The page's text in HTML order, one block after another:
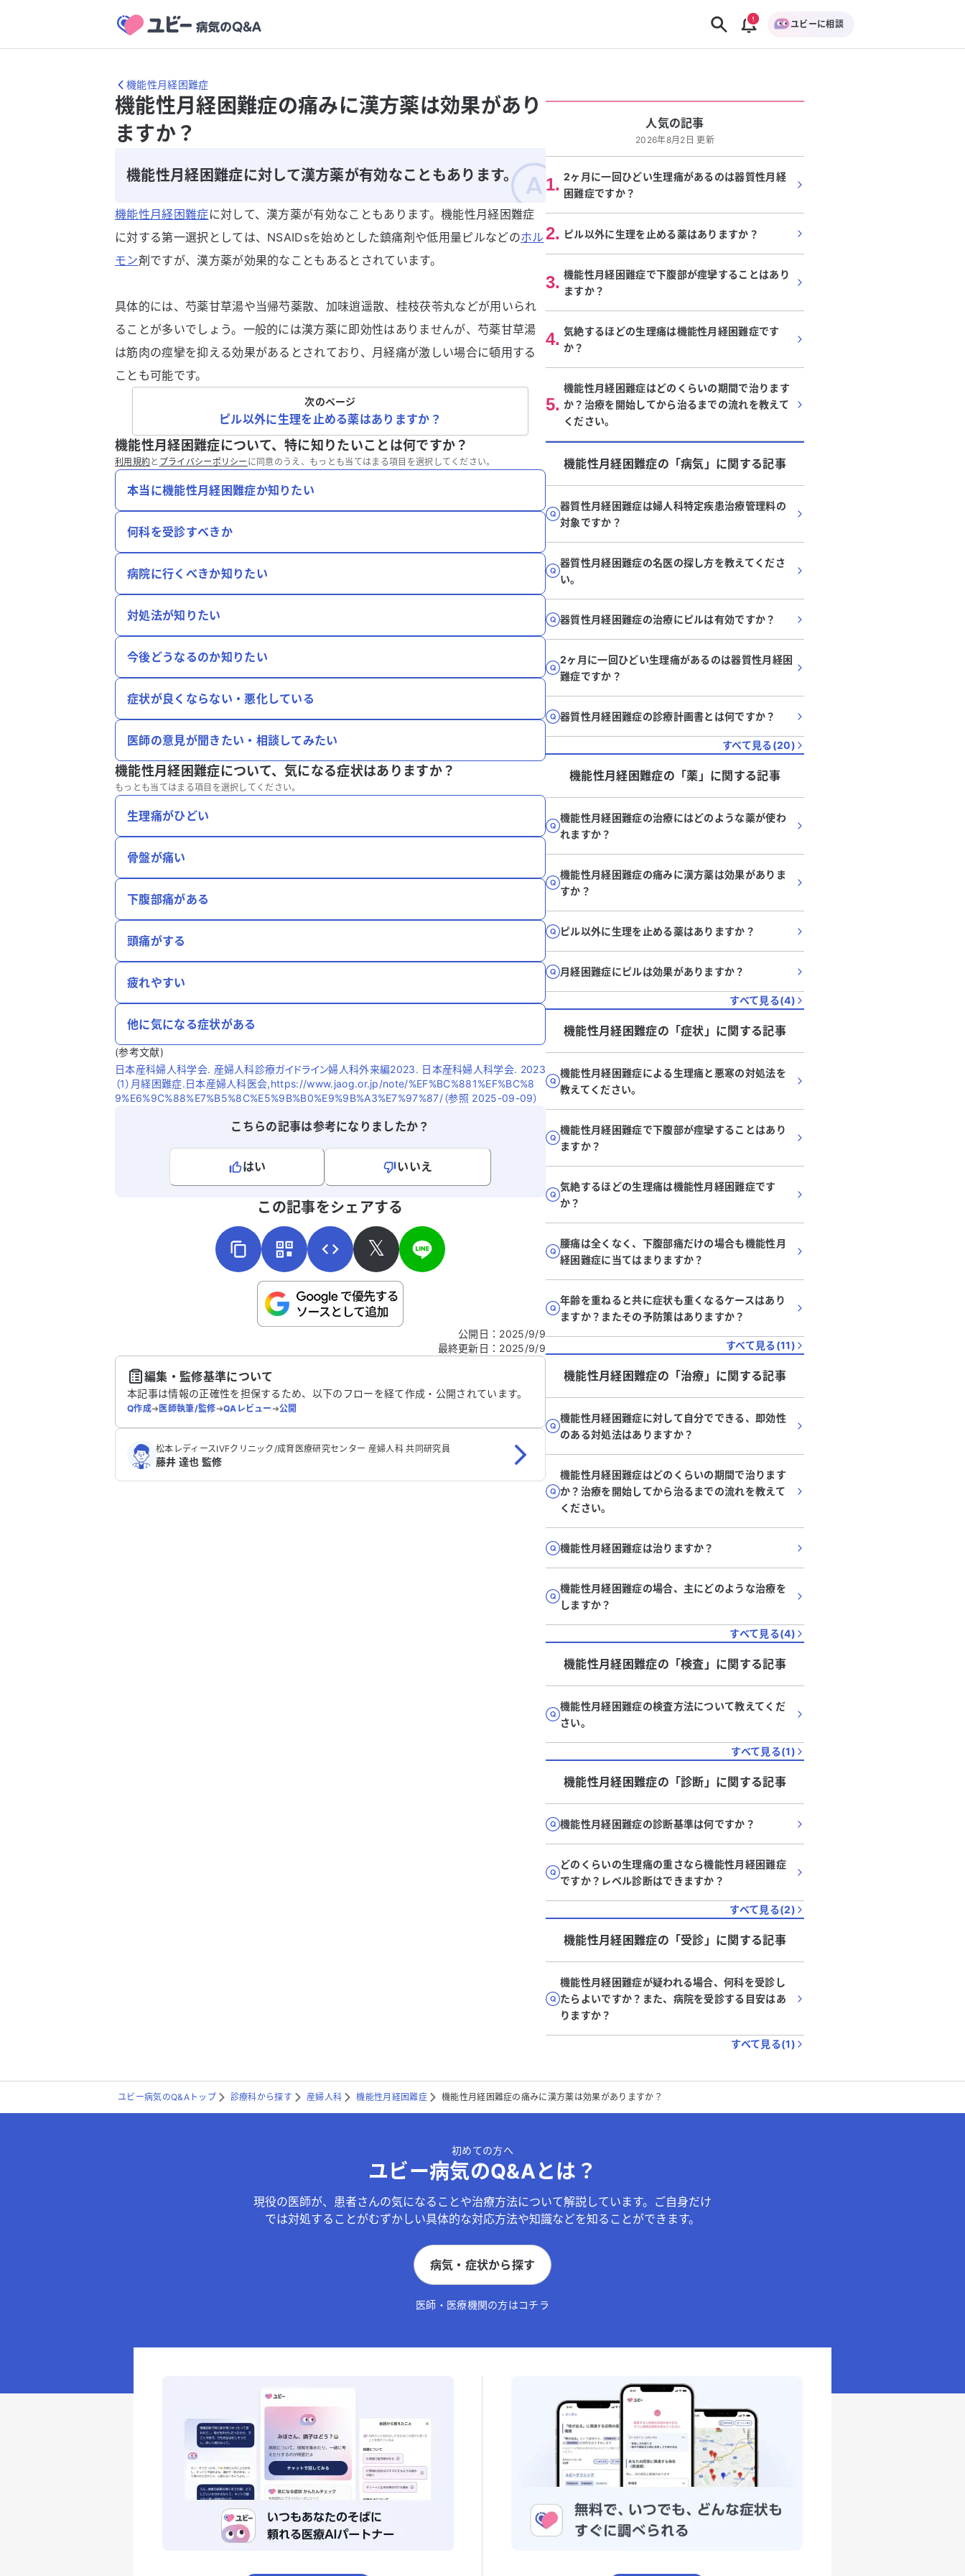
ユビーに相談
機能性月経困難症
機能性月経困難症の痛みに漢方薬は効果があり
ますか？
機能性月経困難症に対して漢方薬が有効なこともあります。
機能性月経困難症に対して、漢方薬が有効なこともあります。機能性月経困難症
に対する第一選択としては、NSAIDsを始めとした鎮痛剤や低用量ピルなどのホル
モン剤ですが、漢方薬が効果的なこともあるとされています。
具体的には、芍薬甘草湯や当帰芍薬散、加味逍遥散、桂枝茯苓丸などが用いられ
ることが多いでしょう。一般的には漢方薬に即効性はありませんが、芍薬甘草湯
は筋肉の痙攣を抑える効果があるとされており、月経痛が激しい場合に頓用する
ことも可能です。
次のページ
ピル以外に生理を止める薬はありますか？
機能性月経困難症について、特に知りたいことは何ですか？
利用規約と プライバシーポリシー に同意のうえ、もっとも当てはまる項目を選択してください。
本当に機能性月経困難症か知りたい
何科を受診すべきか
病院に行くべきか知りたい
対処法が知りたい
今後どうなるのか知りたい
症状が良くならない・悪化している
医師の意見が聞きたい・相談してみたい
機能性月経困難症について、気になる症状はありますか？
もっとも当てはまる項目を選択してください。
生理痛がひどい
骨盤が痛い
下腹部痛がある
頭痛がする
疲れやすい
他に気になる症状がある
(参考文献)
日本産科婦人科学会. 産婦人科診療ガイドライン婦人科外来編2023. 日本産科婦人科学会. 2023
（1）月経困難症.日本産婦人科医会,https://www.jaog.or.jp/note/%EF%BC%881%EF%BC%8
9%E6%9C%88%E7%B5%8C%E5%9B%B0%E9%9B%A3%E7%97%87/（参照 2025-09-09）
こちらの記事は参考になりましたか？
はい
いいえ
こちらは送信専用のフォームです。氏名やご自身の病気の詳細などの個人情報は入れないでくだ
この記事をシェアする
𝕏
公開日 ： 2025/9/9
最終更新日 ： 2025/9/9
編集・監修基準について
本記事は情報の正確性を担保するため、以下のフローを経て作成・公開されています。
Q作成➔医師執筆/監修➔QAレビュー➔公開
松本レディースIVFクリニック/成育医療研究センター 産婦人科 共同研究員
藤井 達也 監修
人気の記事
2026年8月2日 更新
1. 2ヶ月に一回ひどい生理痛があるのは器質性月経
困難症ですか？
2. ピル以外に生理を止める薬はありますか？
3. 機能性月経困難症で下腹部が痙攣することはあり
ますか？
4. 気絶するほどの生理痛は機能性月経困難症です
か？
5.
機能性月経困難症はどのくらいの期間で治ります
か？治療を開始してから治るまでの流れを教えて
ください。
機能性月経困難症の「病気 」に関する記事
器質性月経困難症は婦人科特定疾患治療管理料の
対象ですか？
器質性月経困難症の名医の探し方を教えてくださ
い。
器質性月経困難症の治療にピルは有効ですか？
2ヶ月に一回ひどい生理痛があるのは器質性月経困
難症ですか？
器質性月経困難症の診療計画書とは何ですか？
すべて見る(20)
機能性月経困難症の「薬 」に関する記事
機能性月経困難症の治療にはどのような薬が使わ
れますか？
機能性月経困難症の痛みに漢方薬は効果がありま
すか？
ピル以外に生理を止める薬はありますか？
月経困難症にピルは効果がありますか？
すべて見る(4)
機能性月経困難症の「症状 」に関する記事
機能性月経困難症による生理痛と悪寒の対処法を
教えてください。
機能性月経困難症で下腹部が痙攣することはあり
ますか？
気絶するほどの生理痛は機能性月経困難症です
か？
腰痛は全くなく、下腹部痛だけの場合も機能性月
経困難症に当てはまりますか？
年齢を重ねると共に症状も重くなるケースはあり
ますか？またその予防策はありますか？
すべて見る(11)
機能性月経困難症の「治療 」に関する記事
機能性月経困難症に対して自分でできる、即効性
のある対処法はありますか？
機能性月経困難症はどのくらいの期間で治ります
か？治療を開始してから治るまでの流れを教えて
ください。
機能性月経困難症は治りますか？
機能性月経困難症の場合、主にどのような治療を
しますか？
すべて見る(4)
機能性月経困難症の「検査 」に関する記事
機能性月経困難症の検査方法について教えてくだ
さい。
すべて見る(1)
機能性月経困難症の「診断 」に関する記事
機能性月経困難症の診断基準は何ですか？
どのくらいの生理痛の重さなら機能性月経困難症
ですか？レベル診断はできますか？
すべて見る(2)
機能性月経困難症の「受診 」に関する記事
機能性月経困難症が疑われる場合、何科を受診し
たらよいですか？また、病院を受診する目安はあ
りますか？
すべて見る(1)
ユビー病気のQ&Aトップ 診療科から探す 産婦人科 機能性月経困難症 機能性月経困難症の痛みに漢方薬は効果がありますか？
初めての方へ
ユビー病気のQ&Aとは？
現役の医師が、患者さんの気になることや治療方法について解説しています。ご自身だけ
では対処することがむずかしい具体的な対応方法や知識などを知ることができます。
病気・症状から探す
医師・医療機関の方はコチラ